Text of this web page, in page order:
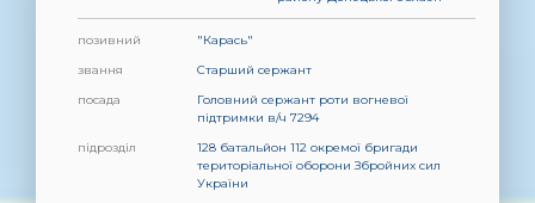
позивний
"Карась"
звання
Старший сержант
посада
Головний сержант роти вогневої
підтримки в/ч 7294
підрозділ
128 батальйон 112 окремої бригади
територіальної оборони Збройних сил
України